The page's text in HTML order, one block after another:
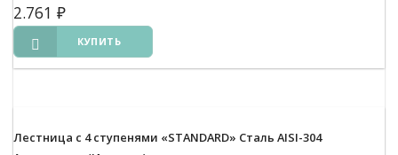
2.761 ₽
КУПИТЬ
Лестница с 4 ступенями «STANDARD» Сталь AISI-304